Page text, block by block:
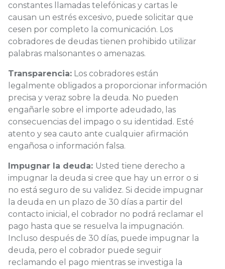
constantes llamadas telefónicas y cartas le
causan un estrés excesivo, puede solicitar que
cesen por completo la comunicación. Los
cobradores de deudas tienen prohibido utilizar
palabras malsonantes o amenazas.
Transparencia: Los cobradores están
legalmente obligados a proporcionar información
precisa y veraz sobre la deuda. No pueden
engañarle sobre el importe adeudado, las
consecuencias del impago o su identidad. Esté
atento y sea cauto ante cualquier afirmación
engañosa o información falsa.
Impugnar la deuda: Usted tiene derecho a
impugnar la deuda si cree que hay un error o si
no está seguro de su validez. Si decide impugnar
la deuda en un plazo de 30 días a partir del
contacto inicial, el cobrador no podrá reclamar el
pago hasta que se resuelva la impugnación.
Incluso después de 30 días, puede impugnar la
deuda, pero el cobrador puede seguir
reclamando el pago mientras se investiga la